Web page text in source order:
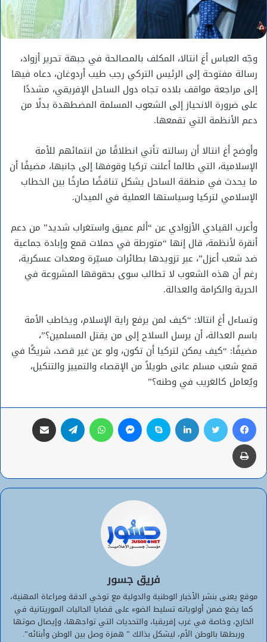
وجّه العباس أغ انتالا، المكلف بالمصالحة في جبهة تحرير أزواد،
رسالة مفتوحة إلى الرئيس التركي رجب طيب أردوغان، دعاه فيها
إلى مراجعة مواقف بلاده تجاه دول الساحل الإفريقي، مشددًا
على ضرورة الانحياز إلى الشعوب المسلمة المضطهدة بدلًا من
دعم الأنظمة التي تقمعها.
وأوضح أغ انتالا أن رسالته تأتي انطلاقًا من انتمائهم للأمة
الإسلامية، التي طالما أعلنت تركيا وقوفها إلى جانبها، مضيفًا أن
ما يحدث في منطقة الساحل يشكل تناقضًا صارخًا بين الخطاب
الإسلامي لتركيا وسياستها العملية في الميدان.
وأعرب القيادي الأزوادي عن “ألم عميق واستغراب شديد” من دعم
أنقرة لأنظمة، قال إنها “متورطة في حملات قمع وإبادة جماعية
ضد شعب أعزل”، عبر تزويدها بطائرات مسيّرة ومعدات عسكرية،
رغم أن هذه الشعوب لا تطالب سوى بحقوقها المشروعة في
الحرية والكرامة والعدالة.
وتساءل أغ انتالا: “كيف لمن يرفع راية الإسلام، ويخاطب الأمة
باسم العدالة، أن يرسل السلاح إلى من يقتل المسلمين؟”،
مضيفًا: “كيف يمكن لتركيا أن تكون، ولو عن غير قصد، شريكًا في
قمع شعب مسلم عانى طويلاً من الإقصاء والتمييز والتنكيل،
ويُعامل كالغريب في وطنه؟”
فيسبوك تويتر لينكدإن سكايب ماسنجر واتساب تيلقرام
طباعة
فريق جسور
موقع يعنى بنشر الأخبار الوطنية والدولية مع توخي الدقة ومراعاة المهنية،
كما يضع ضمن أولوياته تسليط الضوء على قضايا الجاليات الموريتانية في
الخارج، وخاصة في غرب إفريقيا، والتحديات التي تواجهها، وإيصال صوتها
وربطها بالوطن الأم، ليشكل بذالك ” همزة وصل بين الوطن وأبنائه”.